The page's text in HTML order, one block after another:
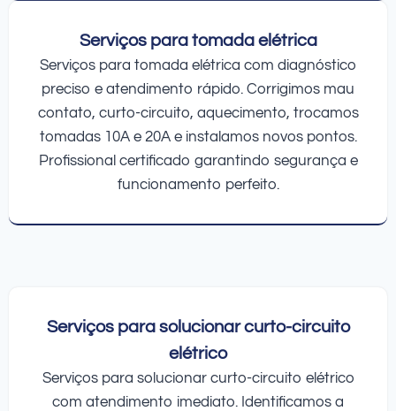
Serviços para tomada elétrica
Serviços para tomada elétrica com diagnóstico
preciso e atendimento rápido. Corrigimos mau
contato, curto-circuito, aquecimento, trocamos
tomadas 10A e 20A e instalamos novos pontos.
Profissional certificado garantindo segurança e
funcionamento perfeito.
Serviços para solucionar curto-circuito
elétrico
Serviços para solucionar curto-circuito elétrico
com atendimento imediato. Identificamos a